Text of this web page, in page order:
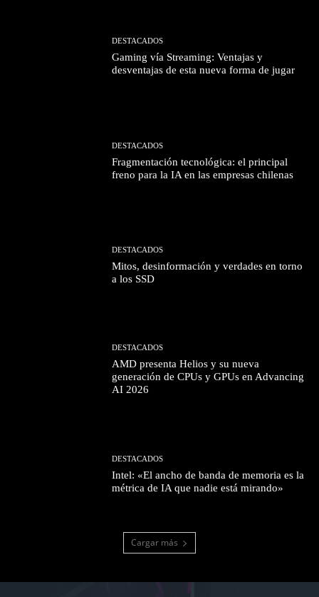
DESTACADOS
Gaming vía Streaming: Ventajas y
desventajas de esta nueva forma de jugar
DESTACADOS
Fragmentación tecnológica: el principal
freno para la IA en las empresas chilenas
DESTACADOS
Mitos, desinformación y verdades en torno
a los SSD
DESTACADOS
AMD presenta Helios y su nueva
generación de CPUs y GPUs en Advancing
AI 2026
DESTACADOS
Intel: «El ancho de banda de memoria es la
métrica de IA que nadie está mirando»
Cargar más